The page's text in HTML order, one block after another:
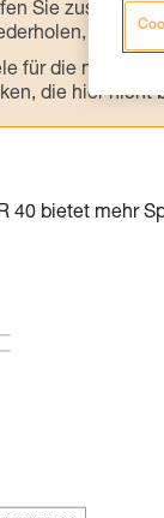
Sie
bevor
für die mit Ihrer
die hier nicht
40 bietet mehr